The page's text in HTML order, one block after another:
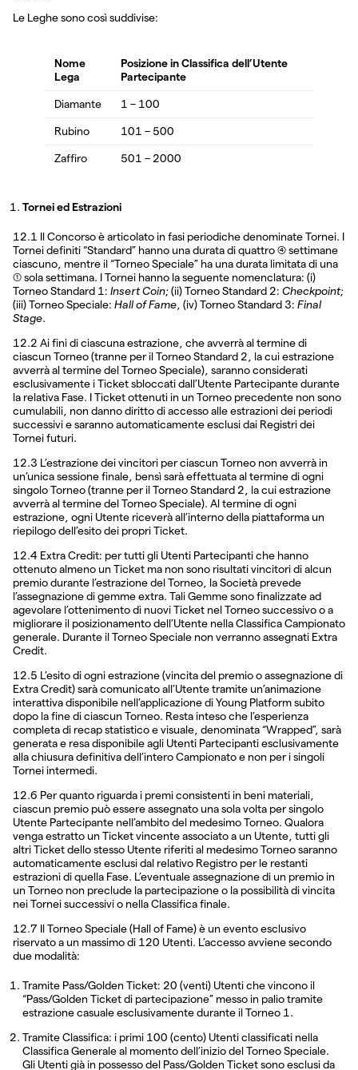
Le Leghe sono così suddivise:
Nome
Lega
Posizione in Classifica dell’Utente
Partecipante
Diamante 1 – 100
Rubino 101 – 500
Zaffiro 501 – 2000
Tornei ed Estrazioni
12.1 Il Concorso è articolato in fasi periodiche denominate Tornei. I
Tornei definiti “Standard” hanno una durata di quattro (4) settimane
ciascuno, mentre il “Torneo Speciale” ha una durata limitata di una
(1) sola settimana. I Tornei hanno la seguente nomenclatura: (i)
Torneo Standard 1: Insert Coin; (ii) Torneo Standard 2: Checkpoint;
(iii) Torneo Speciale: Hall of Fame , (iv) Torneo Standard 3: Final
Stage.
12.2 Ai fini di ciascuna estrazione, che avverrà al termine di
ciascun Torneo (tranne per il Torneo Standard 2, la cui estrazione
avverrà al termine del Torneo Speciale), saranno considerati
esclusivamente i Ticket sbloccati dall’Utente Partecipante durante
la relativa Fase. I Ticket ottenuti in un Torneo precedente non sono
cumulabili, non danno diritto di accesso alle estrazioni dei periodi
successivi e saranno automaticamente esclusi dai Registri dei
Tornei futuri.
12.3 L’estrazione dei vincitori per ciascun Torneo non avverrà in
un’unica sessione finale, bensì sarà effettuata al termine di ogni
singolo Torneo (tranne per il Torneo Standard 2, la cui estrazione
avverrà al termine del Torneo Speciale). Al termine di ogni
estrazione, ogni Utente riceverà all’interno della piattaforma un
riepilogo dell’esito dei propri Ticket.
12.4 Extra Credit: per tutti gli Utenti Partecipanti che hanno
ottenuto almeno un Ticket ma non sono risultati vincitori di alcun
premio durante l’estrazione del Torneo, la Società prevede
l’assegnazione di gemme extra. Tali Gemme sono finalizzate ad
agevolare l’ottenimento di nuovi Ticket nel Torneo successivo o a
migliorare il posizionamento dell’Utente nella Classifica Campionato
generale. Durante il Torneo Speciale non verranno assegnati Extra
Credit.
12.5 L’esito di ogni estrazione (vincita del premio o assegnazione di
Extra Credit) sarà comunicato all’Utente tramite un’animazione
interattiva disponibile nell’applicazione di Young Platform subito
dopo la fine di ciascun Torneo. Resta inteso che l’esperienza
completa di recap statistico e visuale, denominata “Wrapped”, sarà
generata e resa disponibile agli Utenti Partecipanti esclusivamente
alla chiusura definitiva dell’intero Campionato e non per i singoli
Tornei intermedi.
12.6 Per quanto riguarda i premi consistenti in beni materiali,
ciascun premio può essere assegnato una sola volta per singolo
Utente Partecipante nell’ambito del medesimo Torneo. Qualora
venga estratto un Ticket vincente associato a un Utente, tutti gli
altri Ticket dello stesso Utente riferiti al medesimo Torneo saranno
automaticamente esclusi dal relativo Registro per le restanti
estrazioni di quella Fase. L’eventuale assegnazione di un premio in
un Torneo non preclude la partecipazione o la possibilità di vincita
nei Tornei successivi o nella Classifica finale.
12.7 Il Torneo Speciale (Hall of Fame) è un evento esclusivo
riservato a un massimo di 120 Utenti. L’accesso avviene secondo
due modalità:
Tramite Pass/Golden Ticket: 20 (venti) Utenti che vincono il
“Pass/Golden Ticket di partecipazione” messo in palio tramite
estrazione casuale esclusivamente durante il Torneo 1.
Tramite Classifica: i primi 100 (cento) Utenti classificati nella
Classifica Generale al momento dell’inizio del Torneo Speciale.
Gli Utenti già in possesso del Pass/Golden Ticket sono esclusi da